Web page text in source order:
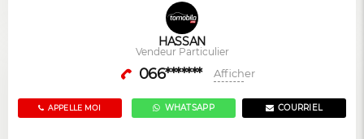
HASSAN
Vendeur Particulier
066******* Afficher
APPELLE MOI COURRIEL
WHATSAPP